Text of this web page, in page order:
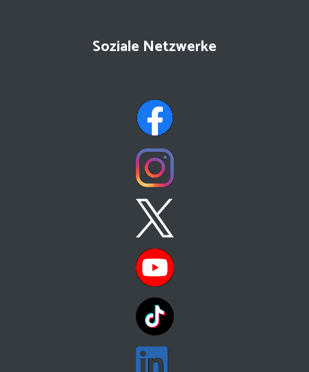
Soziale Netzwerke